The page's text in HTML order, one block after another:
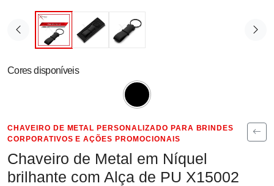
Cores disponíveis
CHAVEIRO DE METAL PERSONALIZADO PARA BRINDES
CORPORATIVOS E AÇÕES PROMOCIONAIS
Chaveiro de Metal em Níquel
brilhante com Alça de PU X15002